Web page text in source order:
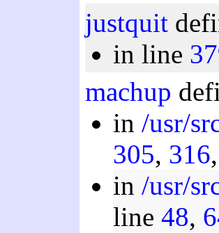
justquit
in line
machup
in /usr/
305, 316
in /usr/
line 48,